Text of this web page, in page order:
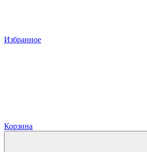
Избранное
Корзина